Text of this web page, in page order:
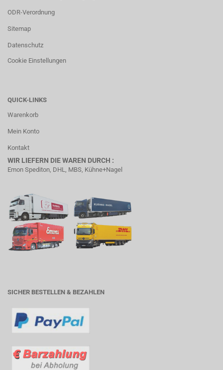
ODR-Verordnung
Sitemap
Datenschutz
Cookie Einstellungen
QUICK-LINKS
Warenkorb
Mein Konto
Kontakt
WIR LIEFERN DIE WAREN DURCH :
Emon Spediton, DHL, MBS, Kühne+Nagel
SICHER BESTELLEN & BEZAHLEN